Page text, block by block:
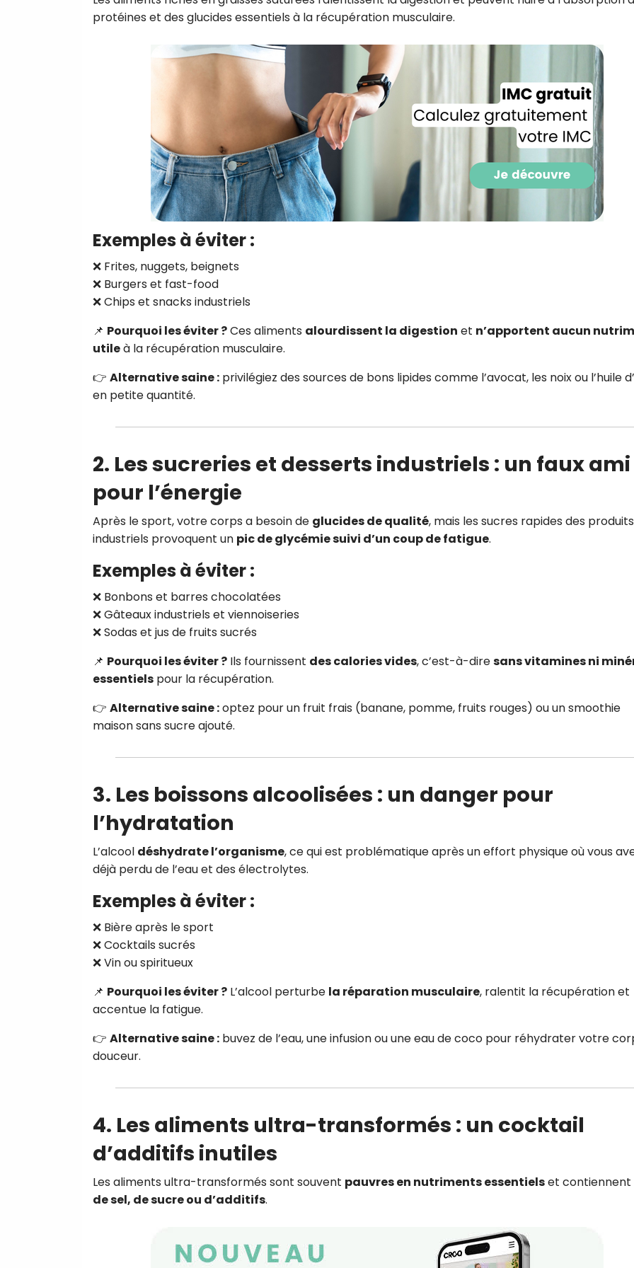
protéines et des glucides essentiels à la récupération musculaire.
Exemples à éviter :
❌ Frites, nuggets, beignets
❌ Burgers et fast-food
❌ Chips et snacks industriels
📌 Pourquoi les éviter ?Ces aliments alourdissent la digestion et n’apportent aucun
utileà la récupération musculaire.
👉 Alternative saine : privilégiez des sources de bons lipides comme l’avocat, les noix ou l’huile
en petite quantité.
2. Les sucreries et desserts industriels : un faux ami
pour l’énergie
Après le sport, votre corps a besoin de glucides de qualité, mais les sucres rapides des produits
industriels provoquent un pic de glycémie suivi d’un coup de fatigue.
Exemples à éviter :
❌ Bonbons et barres chocolatées
❌ Gâteaux industriels et viennoiseries
❌ Sodas et jus de fruits sucrés
📌 Pourquoi les éviter ? Ils fournissent des calories vides, c’est-à-diresans vitamines ni
essentiels pour la récupération.
👉 Alternative saine :optez pour un fruit frais (banane, pomme, fruits rouges) ou un smoothie
maison sans sucre ajouté.
3. Les boissons alcoolisées : un danger pour
l’hydratation
L’alcool déshydrate l’organisme, ce qui est problématique après un effort physique où vous
déjà perdu de l’eau et des électrolytes.
Exemples à éviter :
❌ Bière après le sport
❌ Cocktails sucrés
❌ Vin ou spiritueux
📌 Pourquoi les éviter ? L’alcool perturbe la réparation musculaire, ralentit la récupération et
accentue la fatigue.
👉 Alternative saine : buvez de l’eau, une infusion ou une eau de coco pour réhydrater votre
douceur.
4. Les aliments ultra-transformés : un cocktail
d’additifs inutiles
Les aliments ultra-transformés sont souvent pauvres en nutriments essentielset contiennent
de sel, de sucre ou d’additifs.
CROQ.
Je consens à ce que la société
Prisma Players analyse le taux
des courriels pour mesurer et
performances des campagnes.
pourrons savoir si vous ouvrez les
l'heure à laquelle vous le faites ainsi
des informations sur le terminal que
utilisez. Pour en savoir plus sur ces
voir notrepolitique de confidentialité
Je reçois mon cadeau !